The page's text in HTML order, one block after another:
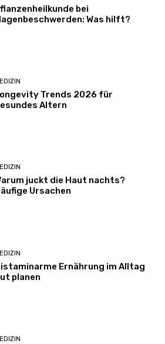
bei
Was hilft?
Trends 2026 für
Altern
juckt die Haut nachts?
Ursachen
Ernährung im Alltag
planen